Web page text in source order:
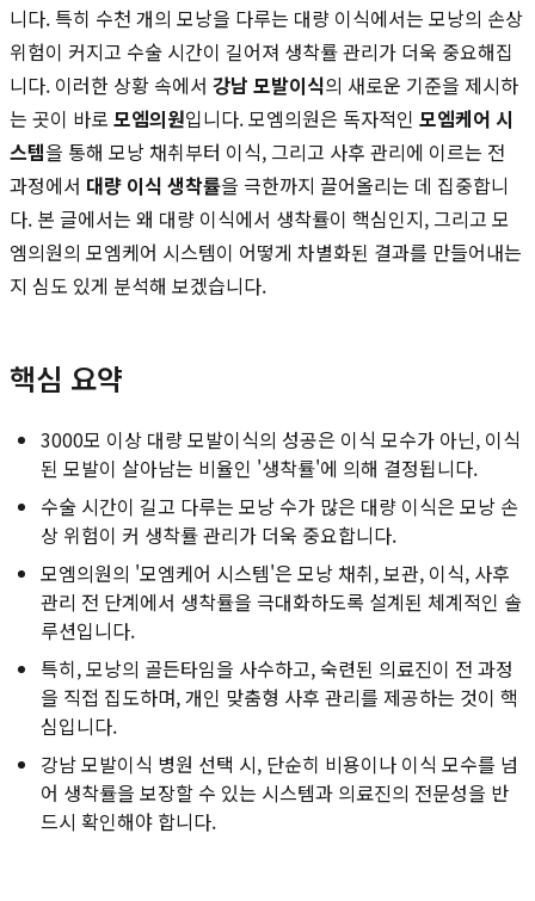
니다. 특히 수천 개의 모낭을 다루는 대량 이식에서는 모낭의 손상
위험이 커지고 수술 시간이 길어져 생착률 관리가 더욱 중요해집
니다. 이러한 상황 속에서 강남 모발이식의 새로운 기준을 제시하
는 곳이 바로 모엠의원입니다. 모엠의원은 독자적인 모엠케어 시
스템을 통해 모낭 채취부터 이식, 그리고 사후 관리에 이르는 전
과정에서 대량 이식 생착률을 극한까지 끌어올리는 데 집중합니
다. 본 글에서는 왜 대량 이식에서 생착률이 핵심인지, 그리고 모
엠의원의 모엠케어 시스템이 어떻게 차별화된 결과를 만들어내는
지 심도 있게 분석해 보겠습니다.
핵심 요약
3000모 이상 대량 모발이식의 성공은 이식 모수가 아닌, 이식
된 모발이 살아남는 비율인 '생착률'에 의해 결정됩니다.
수술 시간이 길고 다루는 모낭 수가 많은 대량 이식은 모낭 손
상 위험이 커 생착률 관리가 더욱 중요합니다.
모엠의원의 '모엠케어 시스템'은 모낭 채취, 보관, 이식, 사후
관리 전 단계에서 생착률을 극대화하도록 설계된 체계적인 솔
루션입니다.
특히, 모낭의 골든타임을 사수하고, 숙련된 의료진이 전 과정
을 직접 집도하며, 개인 맞춤형 사후 관리를 제공하는 것이 핵
심입니다.
강남 모발이식 병원 선택 시, 단순히 비용이나 이식 모수를 넘
어 생착률을 보장할 수 있는 시스템과 의료진의 전문성을 반
드시 확인해야 합니다.